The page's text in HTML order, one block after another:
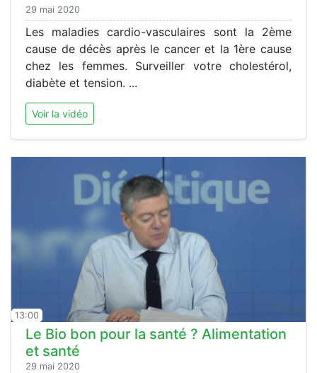
29 mai 2020
Les maladies cardio-vasculaires sont la 2ème
cause de décès après le cancer et la 1ère cause
chez les femmes. Surveiller votre cholestérol,
diabète et tension. ...
Voir la vidéo
13:00
Le Bio bon pour la santé ? Alimentation
et santé
29 mai 2020